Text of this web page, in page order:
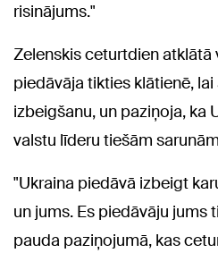
risinājums."
Zelenskis ceturtdien atklātā
piedāvāja tikties klātienē,
izbeigšanu, un paziņoja, ka
valstu līderu tiešām
"Ukraina piedāvā izbeigt
un jums. Es piedāvāju jums
pauda paziņojumā, kas